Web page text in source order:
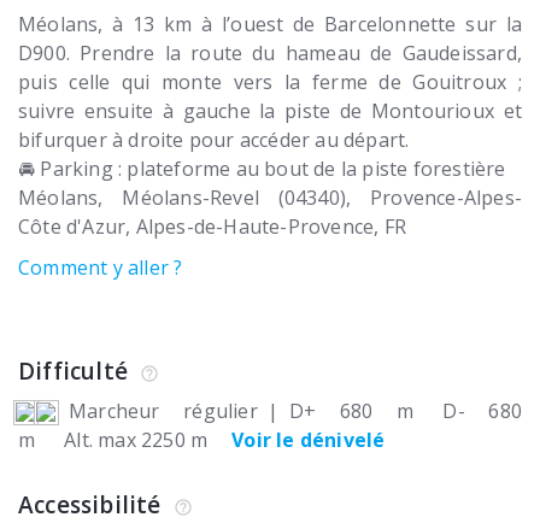
Méolans, à 13 km à l’ouest de Barcelonnette sur la
D900. Prendre la route du hameau de Gaudeissard,
puis celle qui monte vers la ferme de Gouitroux ;
suivre ensuite à gauche la piste de Montourioux et
bifurquer à droite pour accéder au départ.
🚘 Parking : plateforme au bout de la piste forestière
Méolans
Méolans-Revel (04340)
Provence-Alpes-
Côte d'Azur, Alpes-de-Haute-Provence FR
Comment y aller ?
Difficulté
Marcheur régulier | D+ 680 m
D- 680
m
Alt. max 2250 m Voir le dénivelé
Accessibilité